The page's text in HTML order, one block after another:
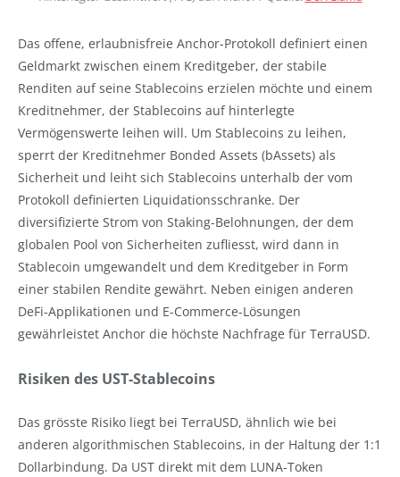
Das offene, erlaubnisfreie Anchor-Protokoll definiert einen
Geldmarkt zwischen einem Kreditgeber, der stabile
Renditen auf seine Stablecoins erzielen möchte und einem
Kreditnehmer, der Stablecoins auf hinterlegte
Vermögenswerte leihen will. Um Stablecoins zu leihen,
sperrt der Kreditnehmer Bonded Assets (bAssets) als
Sicherheit und leiht sich Stablecoins unterhalb der vom
Protokoll definierten Liquidationsschranke. Der
diversifizierte Strom von Staking-Belohnungen, der dem
globalen Pool von Sicherheiten zufliesst, wird dann in
Stablecoin umgewandelt und dem Kreditgeber in Form
einer stabilen Rendite gewährt. Neben einigen anderen
DeFi-Applikationen und E-Commerce-Lösungen
gewährleistet Anchor die höchste Nachfrage für TerraUSD.
Risiken des UST-Stablecoins
Das grösste Risiko liegt bei TerraUSD, ähnlich wie bei
anderen algorithmischen Stablecoins, in der Haltung der 1:1
Dollarbindung. Da UST direkt mit dem LUNA-Token